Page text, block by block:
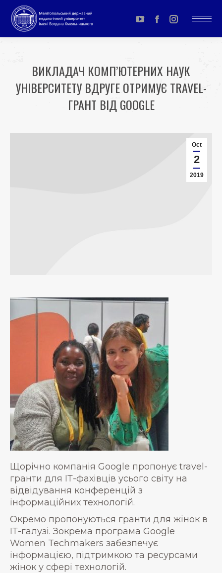
YouTube
page
in
new
window
Facebook
page
in
new
Instagram
page
in
new
ВИКЛАДАЧ КОМП’ЮТЕРНИХ НАУК
УНІВЕРСИТЕТУ ВДРУГЕ ОТРИМУЄ TRAVEL-
ГРАНТ ВІД GOOGLE
Oct
2
2019
Щорічно компанія Google пропонує travel-
гранти для ІТ-фахівців усього світу на
відвідування конференцій з
інформаційних технологій.
Окремо пропонуються гранти для жінок в
ІТ-галузі. Зокрема програма Google
Women Techmakers забезпечує
інформацією, підтримкою та ресурсами
жінок у сфері технологій.